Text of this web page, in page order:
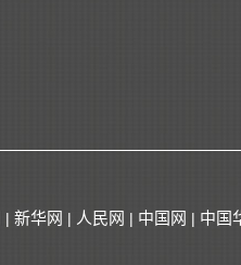
| 新华网 | 人民网 | 中国网 | 中国